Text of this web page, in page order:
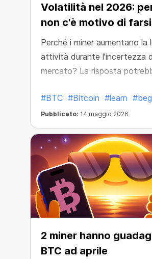
Volatilità nel 2026:
non c'è motivo di farsi
prendere dal panico
Perché i miner aumentano la
attività durante l’incertezza
mercato? La risposta
#BTC #Bitcoin #learn
Pubblicato: 14 maggio 2026
2 miner hanno
BTC ad aprile